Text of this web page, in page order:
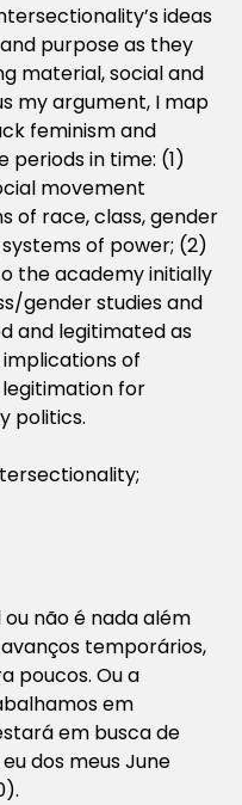
ideas
purpose as they
material, social and
my argument, I map
feminism and
in time: (1)
movement
of race, class, gender
of power; (2)
the academy initially
gender studies and
and legitimated as
of
for
politics.
não é nada além
temporários,
poucos. Ou a
em
em busca de
dos meus June